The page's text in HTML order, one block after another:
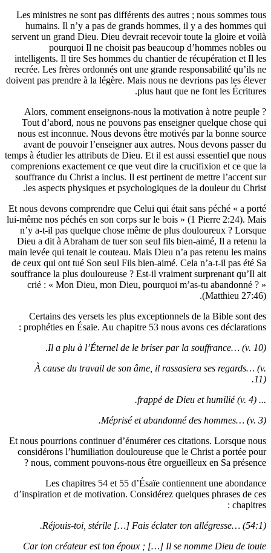
Les ministres ne sont pas différents des
humains. Il n’y a pas de grands
servent un grand Dieu. Dieu devrait
pourquoi Il ne choisit pas
intelligents. Il tire Ses hommes du
recrée. Les frères ordonnés ont une
doivent pas prendre à la légère. Mais nous
plus haut
Alors, comment enseignons-nous la
Tout d’abord, nous ne pouvons pas
nous est inconnue. Nous devons être
avant de pouvoir l’enseigner aux
temps à étudier les attributs de Dieu. Et il
comprenions exactement ce que veut dire
souffrance du Christ a inclus. Il est
les aspects physiques et
Et nous devons comprendre que Celui qui
lui-même nos péchés en son corps sur le
n’y a-t-il pas quelque chose même de
Dieu a dit à Abraham de tuer son seul
main levée qui tenait le couteau. Mais Dieu
de ceux qui ont tué Son seul Fils bien-
souffrance la plus douloureuse ? Est-il
crié : « Mon Dieu, mon Dieu,
Certains des versets les plus
prophéties en Ésaïe. Au chapitre 53
Il a plu à l’Éternel de le briser
À cause du travail de son âme, il
Méprisé et
Et nous pourrions continuer d’énumérer
considérons l’humiliation douloureuse
nous, comment pouvons-nous être
Les chapitres 54 et 55 d’Ésaïe
d’inspiration et de motivation.
Réjouis-toi, stérile […] Fais
Car ton créateur est ton époux ; […] Il